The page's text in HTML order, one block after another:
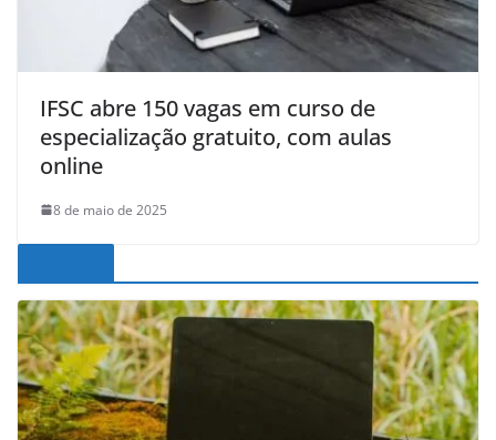
IFSC abre 150 vagas em curso de
especialização gratuito, com aulas
online
8 de maio de 2025